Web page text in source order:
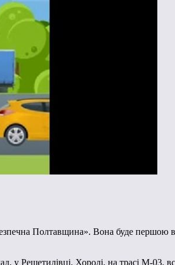
Полтавщина». Вона буде першою в
у Решетилівці, Хоролі, на трасі М-